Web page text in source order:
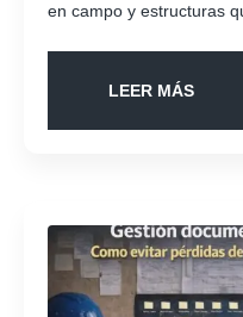
en campo y estructuras
LEER MÁS